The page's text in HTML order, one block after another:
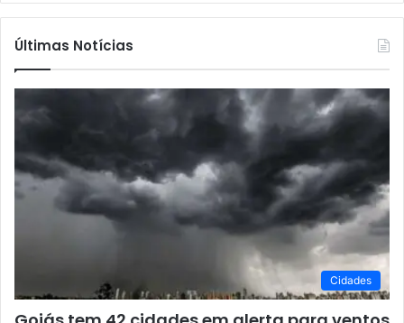
Últimas Notícias
Cidades